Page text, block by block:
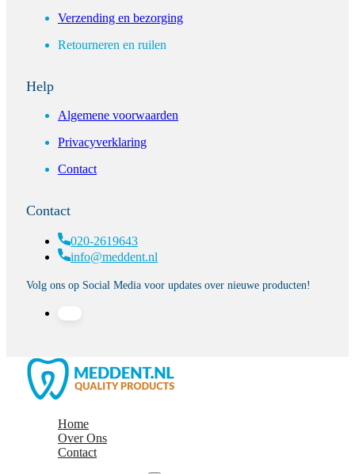
Verzending en bezorging
Retourneren en ruilen
Help
Algemene voorwaarden
Privacyverklaring
Contact
Contact
020-2619643
info@meddent.nl
Volg ons op Social Media voor updates over nieuwe producten!
Home
Over Ons
Contact